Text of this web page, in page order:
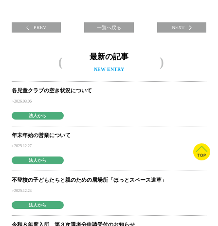
PREV 一覧へ戻る NEXT
最新の記事
NEW ENTRY
各児童クラブの空き状況について
2026.03.06
法人から
年末年始の営業について
2025.12.27
法人から
不登校の子どもたちと親のための居場所「ほっとスペース道草」
2025.12.24
法人から
令和８年度入所 第３次選考分申請受付のお知らせ